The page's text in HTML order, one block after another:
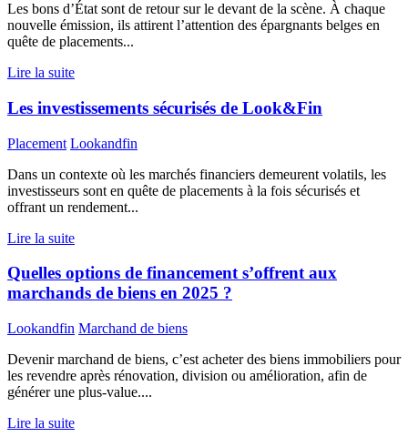
Les bons d’État sont de retour sur le devant de la scène. À chaque
nouvelle émission, ils attirent l’attention des épargnants belges en
quête de placements...
Lire la suite
Les investissements sécurisés de Look&Fin
Placement Lookandfin
Dans un contexte où les marchés financiers demeurent volatils, les
investisseurs sont en quête de placements à la fois sécurisés et
offrant un rendement...
Lire la suite
Quelles options de financement s’offrent aux
marchands de biens en 2025 ?
Lookandfin Marchand de biens
Devenir marchand de biens, c’est acheter des biens immobiliers pour
les revendre après rénovation, division ou amélioration, afin de
générer une plus-value....
Lire la suite